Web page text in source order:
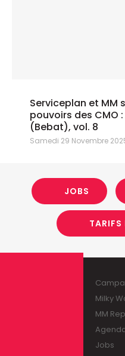
Serviceplan et MM
pouvoirs des CMO
(Bebat), vol. 8
Samedi 29 Novembre
JOBS
TARIFS
Milky
MM
Jobs